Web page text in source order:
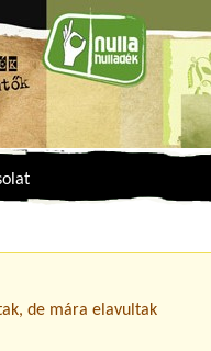
de mára elavultak